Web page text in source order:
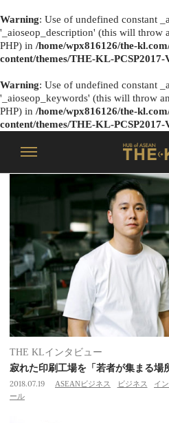
Warning: Use of undefined constant
'_aioseop_description' (this will throw
PHP) in /home/wpx816126/the-
content/themes/THE-KL-PCSP2017-
Warning: Use of undefined constant
'_aioseop_keywords' (this will throw
PHP) in /home/wpx816126/the-
content/themes/THE-KL-PCSP2017-
THE KLインタビュー
寂れた印刷工場を「若者が集まる場
2018.07.19 ASEANビジネス ビジネス イ
ール